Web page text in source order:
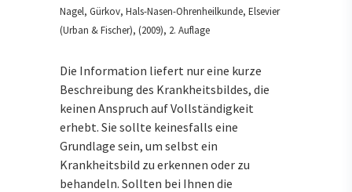
Nagel, Gürkov, Hals-Nasen-Ohrenheilkunde, Elsevier
(Urban & Fischer), (2009), 2. Auflage
Die Information liefert nur eine kurze
Beschreibung des Krankheitsbildes, die
keinen Anspruch auf Vollständigkeit
erhebt. Sie sollte keinesfalls eine
Grundlage sein, um selbst ein
Krankheitsbild zu erkennen oder zu
behandeln. Sollten bei Ihnen die